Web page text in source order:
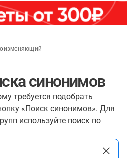
синонимов
требуется подобрать
«Поиск синонимов». Для
используйте поиск по